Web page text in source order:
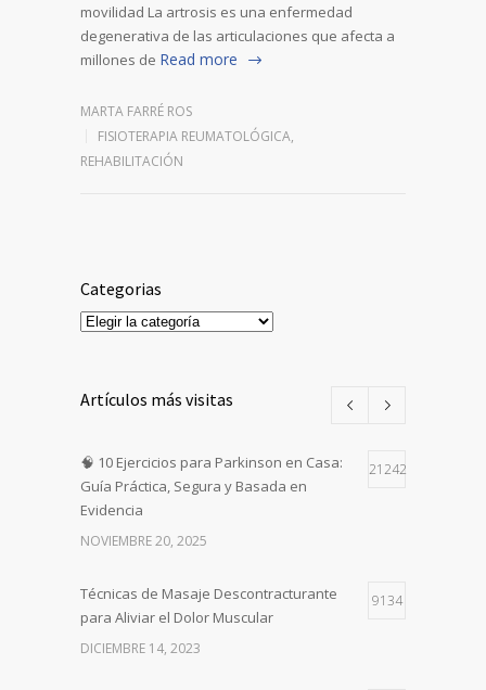
movilidad La artrosis es una enfermedad
degenerativa de las articulaciones que afecta a
millones de Read more
MARTA FARRÉ ROS
FISIOTERAPIA REUMATOLÓGICA,
REHABILITACIÓN
Categorias
Categorias
Artículos más visitas
🧠 10 Ejercicios para Parkinson en Casa:
Guía Práctica, Segura y Basada en
Evidencia
21242
NOVIEMBRE 20, 2025
Técnicas de Masaje Descontracturante
para Aliviar el Dolor Muscular
9134
DICIEMBRE 14, 2023